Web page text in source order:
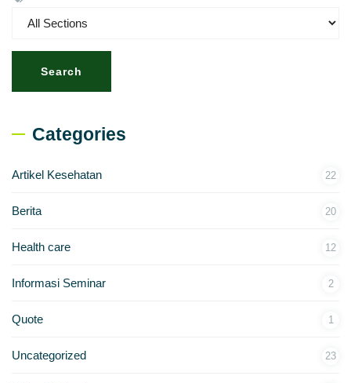
Search
Categories
Artikel Kesehatan 22
Berita 20
Health care 12
Informasi Seminar 2
Quote 1
Uncategorized 23